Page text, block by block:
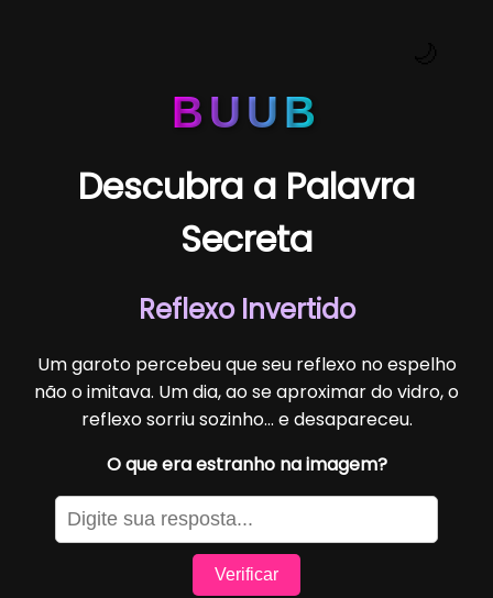
BUUB
Descubra a Palavra
Secreta
Reflexo Invertido
Um garoto percebeu que seu reflexo no espelho
não o imitava. Um dia, ao se aproximar do vidro, o
reflexo sorriu sozinho... e desapareceu.
O que era estranho na imagem?
Verificar